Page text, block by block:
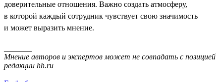
доверительные отношения. Важно создать атмосферу,
в которой каждый сотрудник чувствует свою значимость
и может выразить мнение.
Мнение авторов и экспертов может не совпадать с позицией
редакции hh.ru